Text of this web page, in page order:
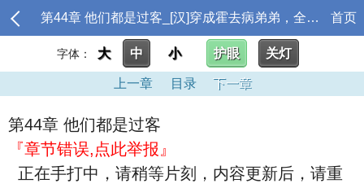
第44章 他们都是过客_[汉]穿成霍去病弟弟，全弹幕都在跪求别让我哥喝脏水小说名字 首页
字体： 大 中 小 护眼 关灯
上一章 目录 下一章
第44章 他们都是过客
『章节错误,点此举报』
正在手打中，请稍等片刻，内容更新后，请重